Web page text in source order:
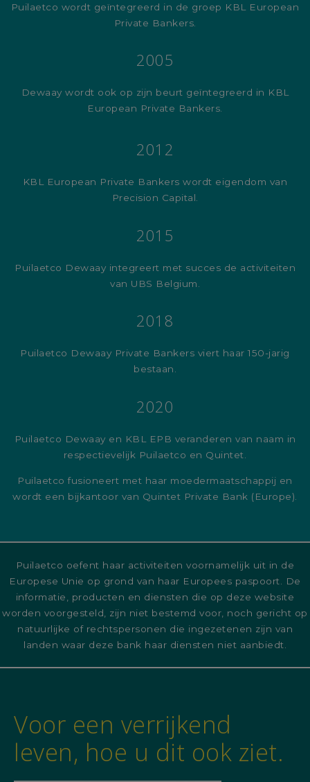
Puilaetco wordt geïntegreerd in de groep KBL European
Private Bankers.
2005
Dewaay wordt ook op zijn beurt geïntegreerd in KBL
European Private Bankers.
2012
KBL European Private Bankers wordt eigendom van
Precision Capital.
2015
Puilaetco Dewaay integreert met succes de activiteiten
van UBS Belgium.
2018
Puilaetco Dewaay Private Bankers viert haar 150-jarig
bestaan.
2020
Puilaetco Dewaay en KBL EPB veranderen van naam in
respectievelijk Puilaetco en Quintet.
Puilaetco fusioneert met haar moedermaatschappij en
wordt een bijkantoor van Quintet Private Bank (Europe).
Puilaetco oefent haar activiteiten voornamelijk uit in de
Europese Unie op grond van haar Europees paspoort. De
informatie, producten en diensten die op deze website
worden voorgesteld, zijn niet bestemd voor, noch gericht op
natuurlijke of rechtspersonen die ingezetenen zijn van
landen waar deze bank haar diensten niet aanbiedt.
Voor een verrijkend
leven, hoe u dit ook ziet.